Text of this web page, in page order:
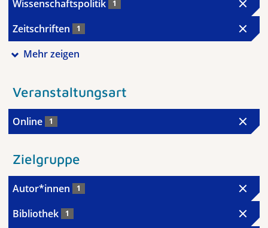
Wissenschaftspolitik 1
Zeitschriften 1
Mehr zeigen
Veranstaltungsart
Online 1
Zielgruppe
Autor*innen 1
Bibliothek 1